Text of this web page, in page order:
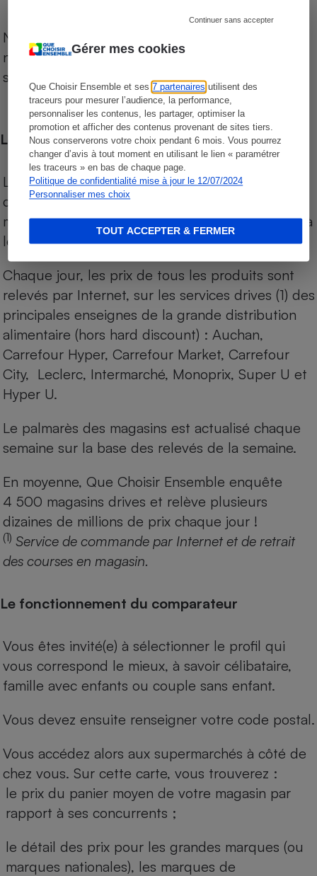
Gérer mes cookies
Que Choisir Ensemble et ses7 partenaires utilisent des
traceurs pour mesurer l’audience, la performance,
personnaliser les contenus, les partager, optimiser la
promotion et afficher des contenus provenant de sites tiers.
Nous conserverons votre choix pendant 6 mois. Vous pourrez
changer d’avis à tout moment en utilisant le lien « paramétrer
les traceurs » en bas de chaque page.
Politique de confidentialité mise à jour le 12/07/2024
Personnaliser mes choix
Continuer sans accepter
TOUT ACCEPTER & FERMER
Notre comparateur de supermarchés propose le
niveau de prix des supermarchés, géolocalisés
sur le territoire français.
Les comparaisons de prix
Les comparaisons sont réalisées sur l’ensemble
des produits des magasins. Les produits de
marques de distributeurs (MDD) sont comparés à
leurs équivalents chez leurs concurrents.
Chaque jour, les prix de tous les produits sont
relevés par Internet, sur les services drives (1) des
principales enseignes de la grande distribution
alimentaire (hors hard discount) : Auchan,
Carrefour Hyper, Carrefour Market, Carrefour
City, Leclerc, Intermarché, Monoprix, Super U et
Hyper U.
Le palmarès des magasins est actualisé chaque
semaine sur la base des relevés de la semaine.
En moyenne, Que Choisir Ensemble enquête
4 500 magasins drives et relève plusieurs
dizaines de millions de prix chaque jour !
(1) Service de commande par Internet et de retrait
des courses en magasin.
Le fonctionnement du comparateur
Vous êtes invité(e) à sélectionner le profil qui
vous correspond le mieux, à savoir célibataire,
famille avec enfants ou couple sans enfant.
Vous devez ensuite renseigner votre code postal.
Vous accédez alors aux supermarchés à côté de
chez vous. Sur cette carte, vous trouverez :
le prix du panier moyen de votre magasin par
rapport à ses concurrents ;
le détail des prix pour les grandes marques (ou
marques nationales), les marques de